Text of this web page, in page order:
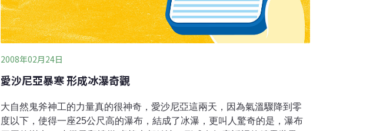
2008年02月24日
愛沙尼亞暴寒 形成冰瀑奇觀
大自然鬼斧神工的力量真的很神奇，愛沙尼亞這兩天，因為氣溫驟降到零
度以下，使得一座25公尺高的瀑布，結成了冰瀑，更叫人驚奇的是，瀑布